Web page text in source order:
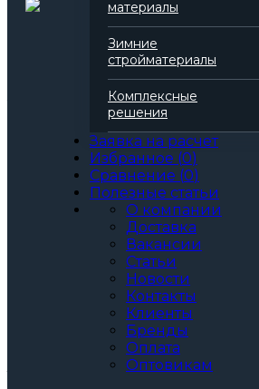
материалы
Зимние
стройматериалы
Комплексные
решения
Заявка на расчет
Избранное (0)
Сравнение (0)
Полезные статьи
О компании
Доставка
Вакансии
Статьи
Новости
Контакты
Клиенты
Бренды
Оплата
Оптовикам
Rockwool
Фасад Баттс
Д Оптима
Базальтовая вата
Все характеристики
Артикул: 136810
За упаковку